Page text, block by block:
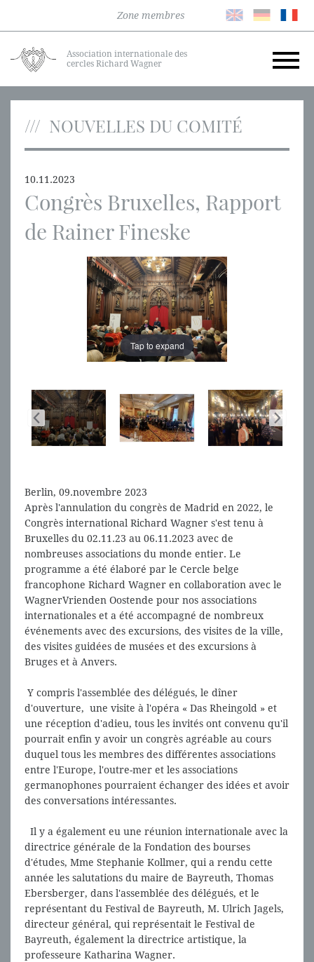
Zone membres
Association internationale des
cercles Richard Wagner
NOUVELLES DU COMITÉ
10.11.2023
Congrès Bruxelles, Rapport
de Rainer Fineske
Tap to expand
Tap to expand
Berlin, 09.novembre 2023
Après l'annulation du congrès de Madrid en 2022, le
Congrès international Richard Wagner s'est tenu à
Bruxelles du 02.11.23 au 06.11.2023 avec de
nombreuses associations du monde entier. Le
programme a été élaboré par le Cercle belge
francophone Richard Wagner en collaboration avec le
WagnerVrienden Oostende pour nos associations
internationales et a été accompagné de nombreux
événements avec des excursions, des visites de la ville,
des visites guidées de musées et des excursions à
Bruges et à Anvers.
Y compris l'assemblée des délégués, le dîner
d'ouverture, une visite à l'opéra « Das Rheingold » et
une réception d'adieu, tous les invités ont convenu qu'il
pourrait enfin y avoir un congrès agréable au cours
duquel tous les membres des différentes associations
entre l'Europe, l'outre-mer et les associations
germanophones pourraient échanger des idées et avoir
des conversations intéressantes.
Il y a également eu une réunion internationale avec la
directrice générale de la Fondation des bourses
d'études, Mme Stephanie Kollmer, qui a rendu cette
année les salutations du maire de Bayreuth, Thomas
Ebersberger, dans l'assemblée des délégués, et le
représentant du Festival de Bayreuth, M. Ulrich Jagels,
directeur général, qui représentait le Festival de
Bayreuth, également la directrice artistique, la
professeure Katharina Wagner.